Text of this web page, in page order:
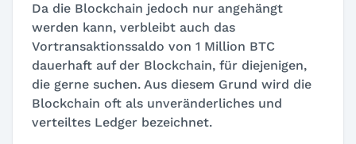
Da die Blockchain jedoch nur angehängt
werden kann, verbleibt auch das
Vortransaktionssaldo von 1 Million BTC
dauerhaft auf der Blockchain, für diejenigen,
die gerne suchen. Aus diesem Grund wird die
Blockchain oft als unveränderliches und
verteiltes Ledger bezeichnet.